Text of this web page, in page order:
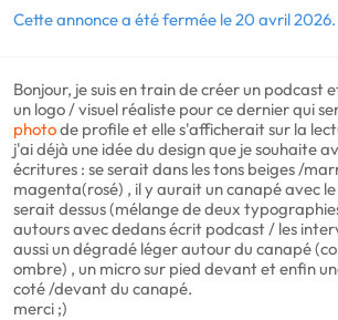
Cette annonce a été fermée le 20 avril 2026.
Bonjour, je suis en train de créer un podcast
un logo / visuel réaliste pour ce dernier qui
photode profile et elle s'afficherait sur la
j'ai déjà une idée du design que je souhaite
écritures : se serait dans les tons beiges /
magenta(rosé) , il y aurait un canapé avec
serait dessus (mélange de deux
autours avec dedans écrit podcast / les
aussi un dégradé léger autour du canapé
ombre) , un micro sur pied devant et enfin
coté /devant du canapé.
merci ;)